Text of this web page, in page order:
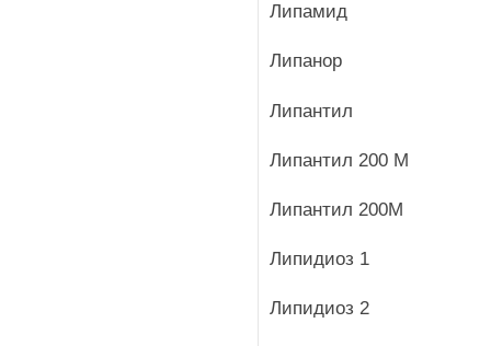
Липамид
Липанор
Липантил
Липантил 200 М
Липантил 200М
Липидиоз 1
Липидиоз 2